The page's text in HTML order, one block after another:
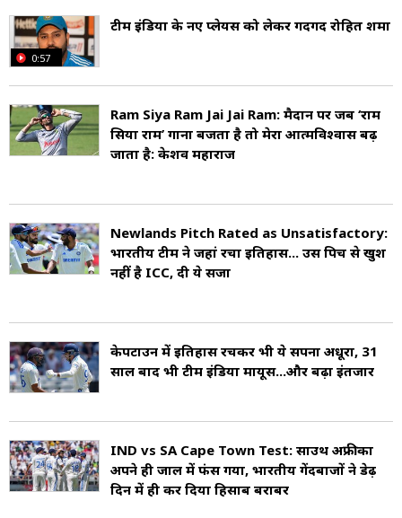
0:57
टीम इंड‍िया के नए प्लेयर्स को लेकर गदगद रोहित शर्मा
Ram Siya Ram Jai Jai Ram: मैदान पर जब ‘राम
सिया राम’ गाना बजता है तो मेरा आत्मविश्वास बढ़
जाता है: केशव महाराज
Newlands Pitch Rated as Unsatisfactory:
भारतीय टीम ने जहां रचा इतिहास... उस पिच से खुश
नहीं है ICC, दी ये सजा
केपटाउन में इत‍िहास रचकर भी ये सपना अधूरा, 31
साल बाद भी टीम इंडिया मायूस...और बढ़ा इंतजार
IND vs SA Cape Town Test: साउथ अफ्रीका
अपने ही जाल में फंस गया, भारतीय गेंदबाजों ने डेढ़
दिन में ही कर दिया हिसाब बराबर